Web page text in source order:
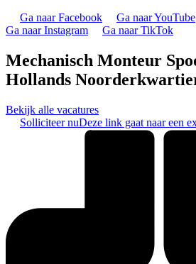
Ga naar Facebook
Ga naar YouTube
Ga naar Instagram
Ga naar TikTok
Mechanisch Monteur
Hollands
Bekijk alle vacatures
Solliciteer nuDeze link gaat naar een